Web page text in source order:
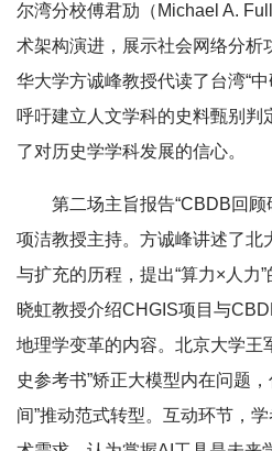
尔湾分校傅君劢（ Michael A.
术架构演进，展示社会网络分析
华大学方诚峰教授代读了台湾“
呼吁建立人文学科的史料甄别判
了对历史学学科发展的信心。
第二场主旨报告“CBDB回
项洁教授主持。方诚峰讲述了北
与扩充的历程，提出“算力×人力
晓虹教授介绍CHGIS项目与
地理学变革的内容。北京大学王
史参考书”矫正大模型内在问题
间”推动范式转型。互动环节，